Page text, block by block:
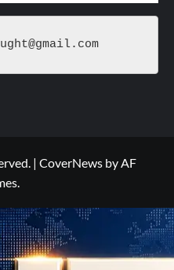
| CoverNews by AF